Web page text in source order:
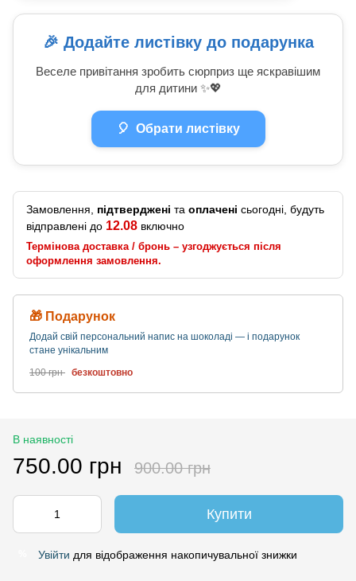
🎉 Додайте листівку до подарунка
Веселе привітання зробить сюрприз ще яскравішим
для дитини ✨💖
🎈 Обрати листівку
Замовлення, підтверджені та оплачені сьогодні, будуть
відправлені до 12.08 включно
Термінова доставка / бронь – узгоджується після
оформлення замовлення.
🎁 Подарунок
Додай свій персональний напис на шоколаді — і подарунок
стане унікальним
100 грн безкоштовно
В наявності
750.00 грн 900.00 грн
Купити
Увійти для відображення накопичувальної знижки